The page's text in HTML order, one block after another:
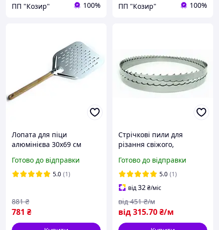
ПП "Козир" 100% ПП "Козир" 100%
Лопата для піци
алюмінієва 30х69 см
Готово до відправки
5.0 (1)
781 ₴
881 ₴
Стрічкові пили для
різання свіжого,
кісток (Італія, Німеччина)
16*0.5*4TPI
Готово до відправки
5.0 (1)
від32₴/міс
від315.70₴/м
від 451 ₴/м